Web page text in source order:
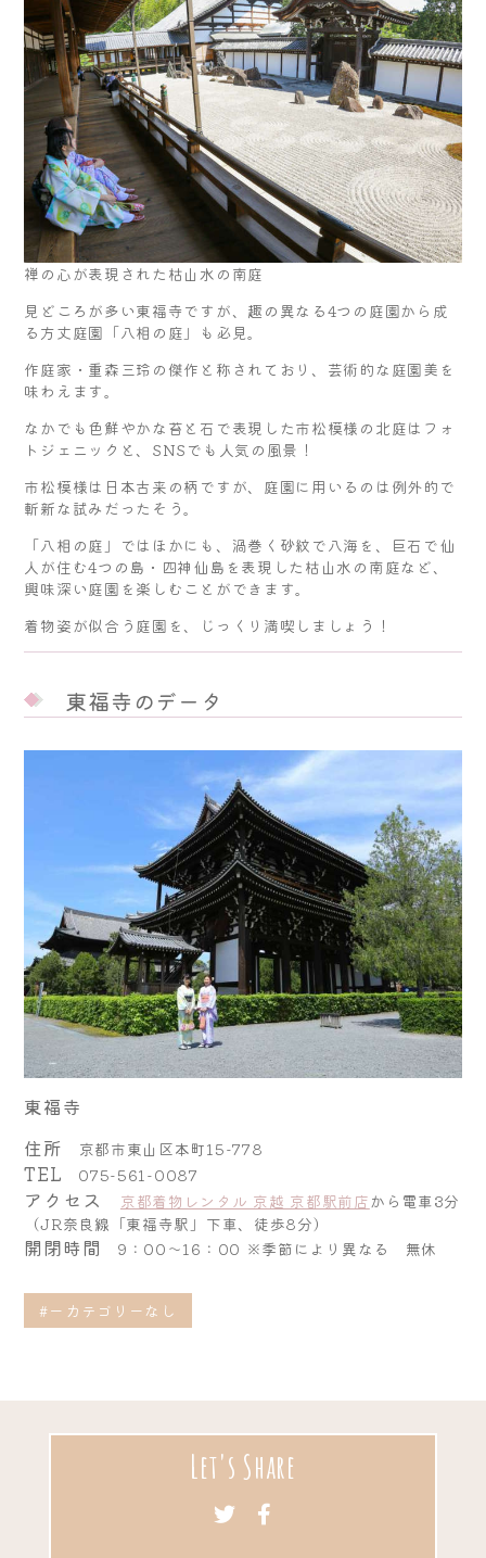
禅の心が表現された枯山水の南庭
見どころが多い東福寺ですが、趣の異なる4つの庭園から成
る方丈庭園「八相の庭」も必見。
作庭家・重森三玲の傑作と称されており、芸術的な庭園美を
味わえます。
なかでも色鮮やかな苔と石で表現した市松模様の北庭はフォ
トジェニックと、SNSでも人気の風景！
市松模様は日本古来の柄ですが、庭園に用いるのは例外的で
斬新な試みだったそう。
「八相の庭」ではほかにも、渦巻く砂紋で八海を、巨石で仙
人が住む4つの島・四神仙島を表現した枯山水の南庭など、
興味深い庭園を楽しむことができます。
着物姿が似合う庭園を、じっくり満喫しましょう！
東福寺のデータ
東福寺
住所 京都市東山区本町15-778
TEL 075-561-0087
アクセス 京都着物レンタル 京越 京都駅前店から電車3分
（JR奈良線「東福寺駅」下車、徒歩8分）
開閉時間 9：00～16：00 ※季節により異なる 無休
#ーカテゴリーなし
Let's Share